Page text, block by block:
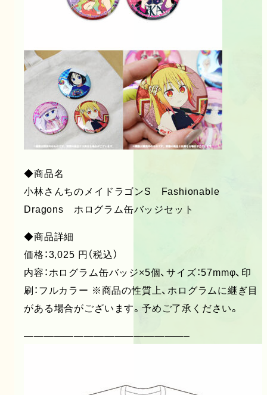
◆商品名
小林さんちのメイドラゴンS Fashionable
Dragons ホログラム缶バッジセット
◆商品詳細
価格：3,025 円（税込）
内容：ホログラム缶バッジ×5個、サイズ：57mmφ、印
刷：フルカラー ※商品の性質上、ホログラムに継ぎ目
がある場合がございます。予めご了承ください。
————————————————–